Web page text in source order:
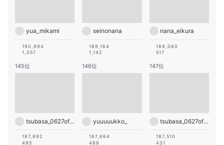
yua_mikami
190,994
1,057
seinonana
189,164
1,142
nana_eikura
189,060
517
145位
tsubasa_0627official
187,892
495
146位
yuuuuukko_
187,664
489
147位
tsubasa_0627official
187,510
431